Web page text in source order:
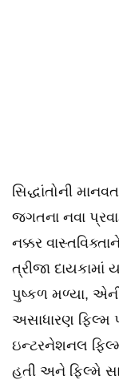
સિદ્ધાંતોની
જગતના નવા
નક્કર
ત્રીજા દાયકામાં
પુષ્કળ મળ્યા,
અસાધારણ ફિલ્મ
ઇન્ટરનેશનલ
હતી અને ફિલ્મે